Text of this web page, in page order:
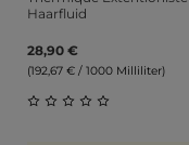
Haarfluid
28,90 €
(192,67 € / 1000 Milliliter)